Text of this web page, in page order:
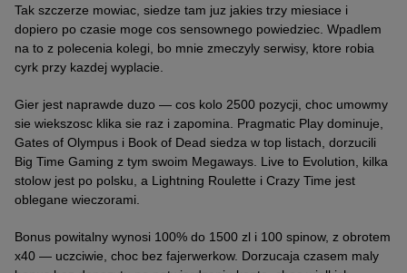
Tak szczerze mowiac, siedze tam juz jakies trzy miesiace i
dopiero po czasie moge cos sensownego powiedziec. Wpadlem
na to z polecenia kolegi, bo mnie zmeczyly serwisy, ktore robia
cyrk przy kazdej wyplacie.
Gier jest naprawde duzo — cos kolo 2500 pozycji, choc umowmy
sie wiekszosc klika sie raz i zapomina. Pragmatic Play dominuje,
Gates of Olympus i Book of Dead siedza w top listach, dorzucili
Big Time Gaming z tym swoim Megaways. Live to Evolution, kilka
stolow jest po polsku, a Lightning Roulette i Crazy Time jest
oblegane wieczorami.
Bonus powitalny wynosi 100% do 1500 zl i 100 spinow, z obrotem
x40 — uczciwie, choc bez fajerwerkow. Dorzucaja czasem maly